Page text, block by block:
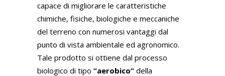
capace di migliorare le caratteristiche
chimiche, fisiche, biologiche e meccaniche
del terreno con numerosi vantaggi dal
punto di vista ambientale ed agronomico.
Tale prodotto si ottiene dal processo
biologico di tipo “aerobico” della